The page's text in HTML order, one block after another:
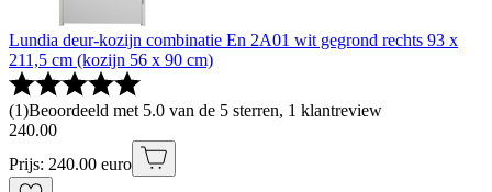
Lundia deur-kozijn combinatie En 2A01 wit gegrond rechts 93 x
211,5 cm (kozijn 56 x 90 cm)
(1)Beoordeeld met 5.0 van de 5 sterren, 1 klantreview
240.00
Prijs: 240.00 euro